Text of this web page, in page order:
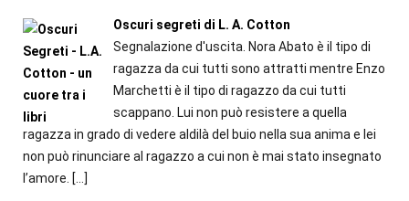
Oscuri segreti di L. A. Cotton
Segnalazione d'uscita. Nora Abato è il tipo di
ragazza da cui tutti sono attratti mentre Enzo
Marchetti è il tipo di ragazzo da cui tutti
scappano. Lui non può resistere a quella
ragazza in grado di vedere aldilà del buio nella sua anima e lei
non può rinunciare al ragazzo a cui non è mai stato insegnato
l’amore. […]